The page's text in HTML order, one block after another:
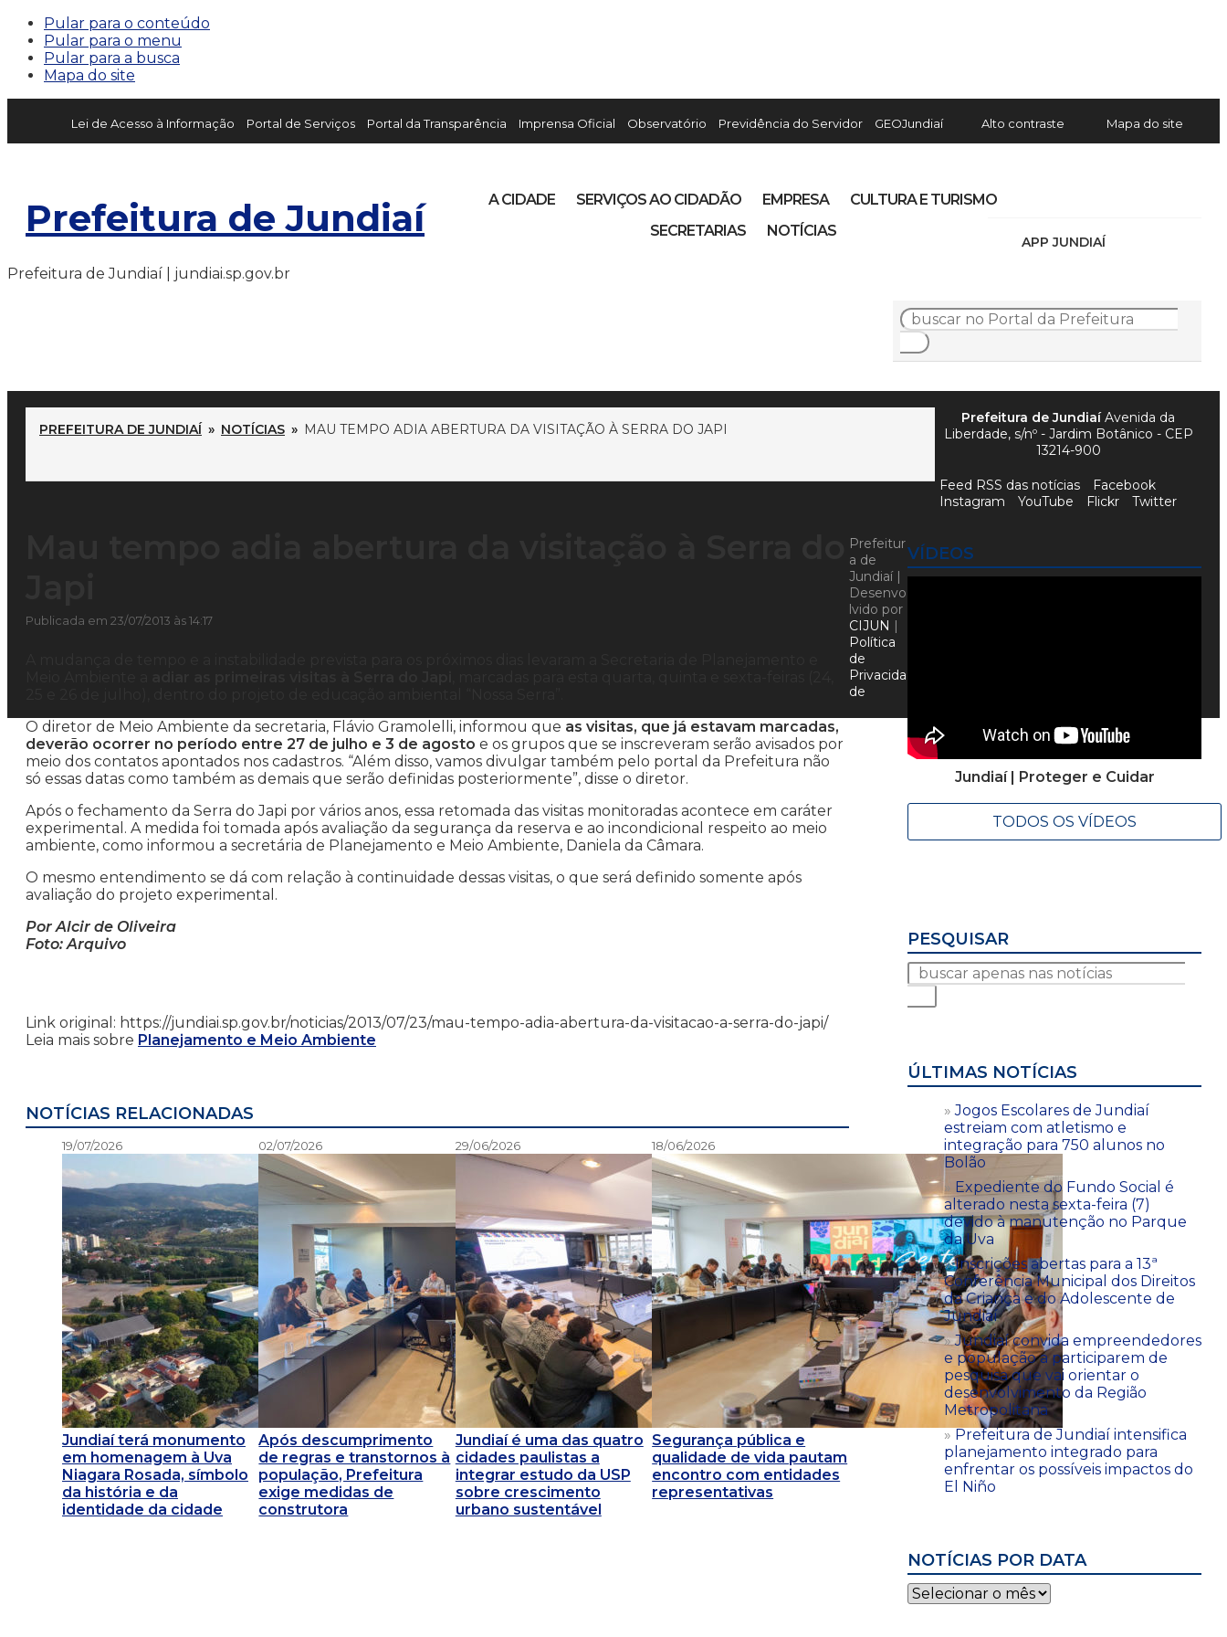
Pular para o conteúdo
Pular para o menu
Pular para a busca
Mapa do site
Lei de Acesso à Informação Portal de Serviços Portal da Transparência Imprensa Oficial Observatório Previdência do Servidor GEOJundiaí Alto contraste Mapa do site
Prefeitura de Jundiaí
APP JUNDIAÍ
A CIDADE SERVIÇOS AO CIDADÃO EMPRESA
CULTURA E TURISMO
SECRETARIAS
NOTÍCIAS
Prefeitura de Jundiaí | jundiai.sp.gov.br
PREFEITURA DE JUNDIAÍ » NOTÍCIAS » MAU TEMPO ADIA ABERTURA DA VISITAÇÃO À SERRA DO JAPI
Publicada em 23/07/2013 às 14:17
O diretor de Meio Ambiente da secretaria, Flávio Gramolelli, informou que as visitas, que já estavam marcadas,
deverão ocorrer no período entre 27 de julho e 3 de agosto e os grupos que se inscreveram serão avisados por
meio dos contatos apontados nos cadastros. “Além disso, vamos divulgar também pelo portal da Prefeitura não
só essas datas como também as demais que serão definidas posteriormente”, disse o diretor.
Após o fechamento da Serra do Japi por vários anos, essa retomada das visitas monitoradas acontece em caráter
experimental. A medida foi tomada após avaliação da segurança da reserva e ao incondicional respeito ao meio
ambiente, como informou a secretária de Planejamento e Meio Ambiente, Daniela da Câmara.
O mesmo entendimento se dá com relação à continuidade dessas visitas, o que será definido somente após
avaliação do projeto experimental.
Por Alcir de Oliveira
Foto: Arquivo
Link original: https://jundiai.sp.gov.br/noticias/2013/07/23/mau-tempo-adia-abertura-da-visitacao-a-serra-do-japi/
Leia mais sobre Planejamento e Meio Ambiente
NOTÍCIAS RELACIONADAS
19/07/2026
Jundiaí terá monumento
em homenagem à Uva
Niagara Rosada, símbolo
da história e da
identidade da cidade
02/07/2026
Após descumprimento
de regras e transtornos à
população, Prefeitura
exige medidas de
construtora
29/06/2026
Jundiaí é uma das quatro
cidades paulistas a
integrar estudo da USP
sobre crescimento
urbano sustentável
18/06/2026
Segurança pública e
qualidade de vida pautam
encontro com entidades
representativas
VÍDEOS
Jundiaí | Proteger e Cuidar
TODOS OS VÍDEOS
PESQUISAR
ÚLTIMAS NOTÍCIAS
Jogos Escolares de Jundiaí
estreiam com atletismo e
integração para 750 alunos no
Bolão
Expediente do Fundo Social é
alterado nesta sexta-feira (7)
devido à manutenção no Parque
da Uva
Inscrições abertas para a 13ª
Conferência Municipal dos Direitos
da Criança e do Adolescente de
Jundiaí
Jundiaí convida empreendedores
e população a participarem de
pesquisa que vai orientar o
desenvolvimento da Região
Metropolitana
Prefeitura de Jundiaí intensifica
planejamento integrado para
enfrentar os possíveis impactos do
El Niño
NOTÍCIAS POR DATA
Notícias
por
Prefeitura de JundiaíAvenida da
Liberdade, s/nº - Jardim Botânico - CEP
13214-900
Feed RSS das notícias
Facebook
Instagram
YouTube Flickr Twitter
Prefeitur
a de
Jundiaí |
Desenvo
lvido por
CIJUN |
Política
de
Privacida
de